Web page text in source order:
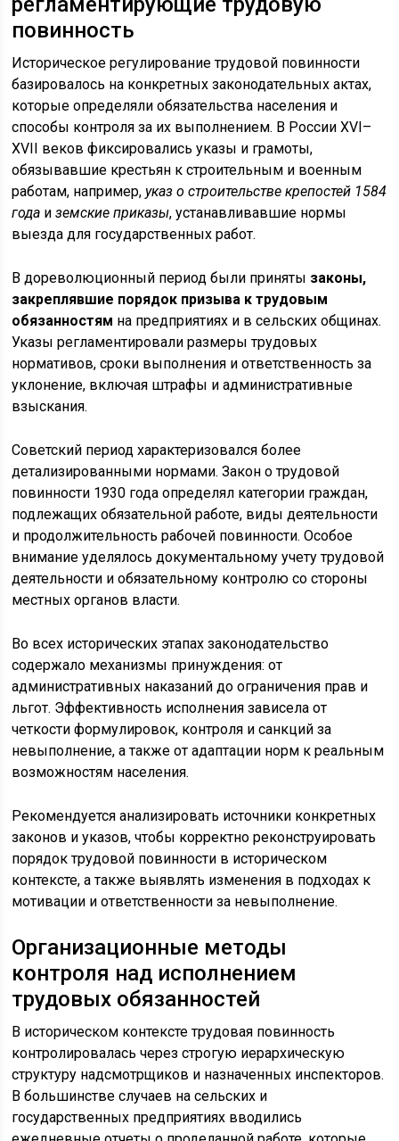
повинность
Историческое регулирование трудовой повинности
базировалось на конкретных законодательных актах,
которые определяли обязательства населения и
способы контроля за их выполнением. В России XVI–
XVII веков фиксировались указы и грамоты,
обязывавшие крестьян к строительным и военным
работам, например, указ о строительстве крепостей 1584
года иземские приказы, устанавливавшие нормы
выезда для государственных работ.
В дореволюционный период были приняты законы,
закреплявшие порядок призыва к трудовым
обязанностям на предприятиях и в сельских общинах.
Указы регламентировали размеры трудовых
нормативов, сроки выполнения и ответственность за
уклонение, включая штрафы и административные
взыскания.
Советский период характеризовался более
детализированными нормами. Закон о трудовой
повинности 1930 года определял категории граждан,
подлежащих обязательной работе, виды деятельности
и продолжительность рабочей повинности. Особое
внимание уделялось документальному учету трудовой
деятельности и обязательному контролю со стороны
местных органов власти.
Во всех исторических этапах законодательство
содержало механизмы принуждения: от
административных наказаний до ограничения прав и
льгот. Эффективность исполнения зависела от
четкости формулировок, контроля и санкций за
невыполнение, а также от адаптации норм к реальным
возможностям населения.
Рекомендуется анализировать источники конкретных
законов и указов, чтобы корректно реконструировать
порядок трудовой повинности в историческом
контексте, а также выявлять изменения в подходах к
мотивации и ответственности за невыполнение.
Организационные методы
контроля над исполнением
трудовых обязанностей
В историческом контексте трудовая повинность
контролировалась через строгую иерархическую
структуру надсмотрщиков и назначенных инспекторов.
В большинстве случаев на сельских и
государственных предприятиях вводились